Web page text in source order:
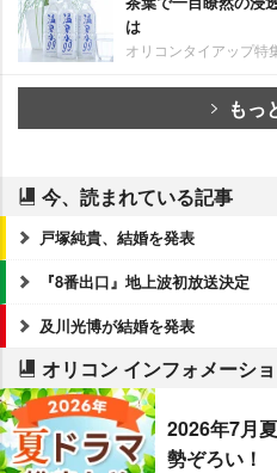
は
オリコンタイアップ特
もっ
今、読まれている記事
戸塚純貴、結婚を発表
『8番出口』地上波初放送決定
及川光博が結婚を発表
オリコン インフォメーシ
2026年7月
勢ぞろい！